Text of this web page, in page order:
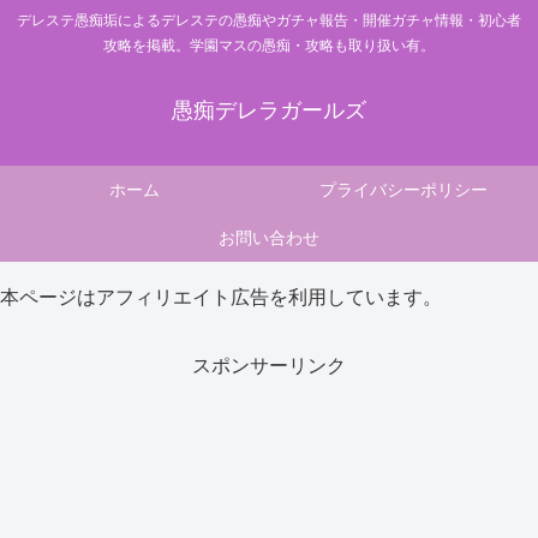
デレステ愚痴垢によるデレステの愚痴やガチャ報告・開催ガチャ情報・初心者
攻略を掲載。学園マスの愚痴・攻略も取り扱い有。
愚痴デレラガールズ
ホーム プライバシーポリシー
お問い合わせ
本ページはアフィリエイト広告を利用しています。
スポンサーリンク